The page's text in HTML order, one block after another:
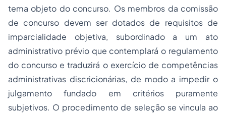
tema objeto do concurso. Os membros da comissão
de concurso devem ser dotados de requisitos de
imparcialidade objetiva, subordinado a um ato
administrativo prévio que contemplará o regulamento
do concurso e traduzirá o exercício de competências
administrativas discricionárias, de modo a impedir o
julgamento fundado em critérios puramente
subjetivos. O procedimento de seleção se vincula ao